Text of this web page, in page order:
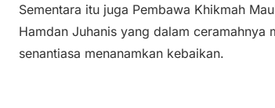
Sementara itu juga Pembawa Khikmah
Hamdan Juhanis yang dalam
senantiasa menanamkan kebaikan.